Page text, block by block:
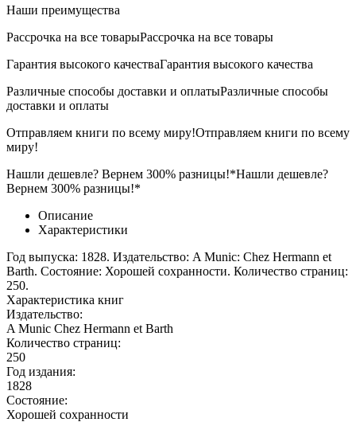
Наши преимущества
Рассрочка на все товарыРассрочка на все товары
Гарантия высокого качестваГарантия высокого качества
Различные способы доставки и оплатыРазличные способы
доставки и оплаты
Отправляем книги по всему миру!Отправляем книги по всему
миру!
Нашли дешевле? Вернем 300% разницы!*Нашли дешевле?
Вернем 300% разницы!*
Описание
Характеристики
Год выпуска: 1828. Издательство: A Munic: Chez Hermann et
Barth. Состояние: Хорошей сохранности. Количество страниц:
250.
Характеристика книг
Издательство:
A Munic Chez Hermann et Barth
Количество страниц:
250
Год издания:
1828
Состояние:
Хорошей сохранности